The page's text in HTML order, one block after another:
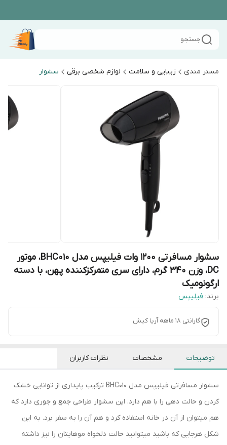
جستجو
مستر مندی زیبایی و سلامت لوازم شخصی برقی سشوار
سشوار مسافرتی 1200 وات فیلیپس مدل BHC010، موتور
DC، وزن 340 گرم، دارای سری متمرکز‌کننده پهن، با دسته
ارگونومیک
برند: فیلیپس
گارانتی 18 ماهه آریا کیش
توضیحات مشخصات نظرات کاربران
سشوار مسافرتی فیلیپس مدل BHC010 ترکیب پایداری از توانایی خشک
کردن و حالت دهی را با هم دارد. این سشوار طراحی جمع و جوری دارد که
هم میتوان از آن در خانه استفاده کرد و هم آن را به سفر برد. به این
شکل هرجایی که باشید میتوانید حالت دلخواه موهایتان را نیز داشته